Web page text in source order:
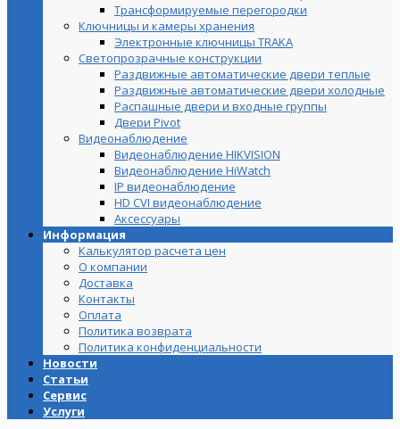
Трансформируемые перегородки
Ключницы и камеры хранения
Электронные ключницы TRAKA
Светопрозрачные конструкции
Раздвижные автоматические двери теплые
Раздвижные автоматические двери холодные
Распашные двери и входные группы
Двери Pivot
Видеонаблюдение
Видеонаблюдение HIKVISION
Видеонаблюдение HiWatch
IP видеонаблюдение
HD CVI видеонаблюдение
Аксессуары
Информация
Калькулятор расчета цен
О компании
Доставка
Контакты
Оплата
Политика возврата
Политика конфиденциальности
Новости
Статьи
Сервис
Услуги